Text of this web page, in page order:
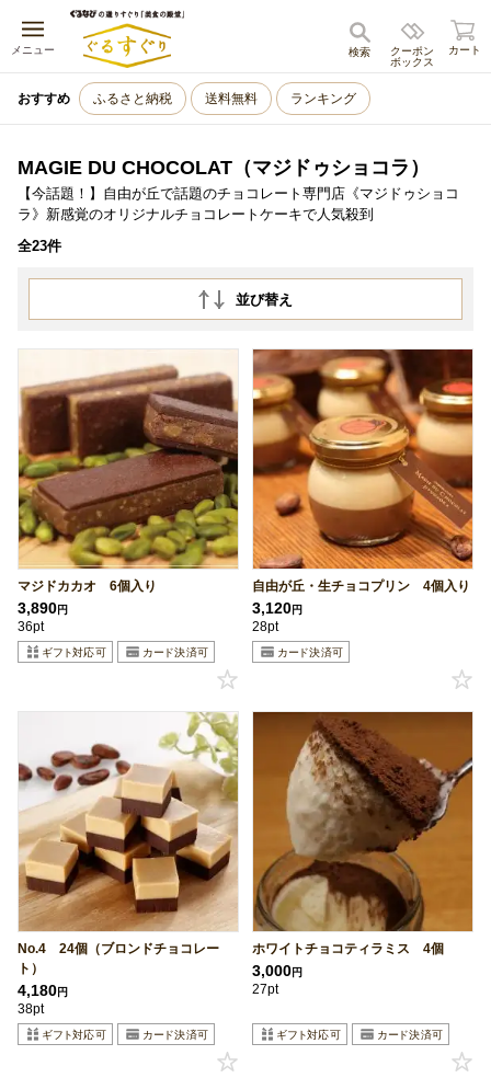
メニュー
キャンセル
クーポン
ボックス
検索 カート
おすすめ ふるさと納税 送料無料 ランキング
MAGIE DU CHOCOLAT（マジドゥショコラ）
【今話題！】自由が丘で話題のチョコレート専門店《マジドゥショコ
ラ》新感覚のオリジナルチョコレートケーキで人気殺到
全23件
並び替え
マジドカカオ 6個入り
3,890円
36pt
自由が丘・生チョコプリン 4個入り
3,120円
28pt
No.4 24個（ブロンドチョコレー
ト）
4,180円
38pt
ホワイトチョコティラミス 4個
3,000円
27pt